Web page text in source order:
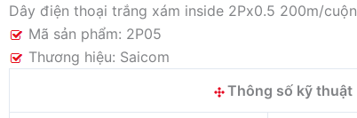
Dây điện thoại trắng xám inside 2Px0.5 200m/cuộn
Mã sản phẩm: 2P05
Thương hiệu: Saicom
Thông số kỹ thuật